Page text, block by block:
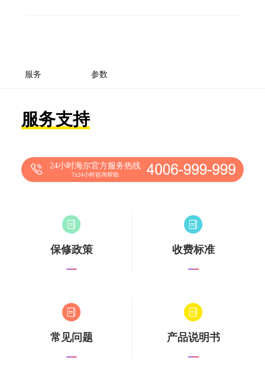
服务 参数
服务支持
24小时海尔官方服务热线
7x24小时咨询帮助
保修政策 收费标准
常见问题 产品说明书